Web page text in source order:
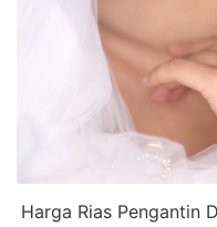
Harga Rias Pengantin